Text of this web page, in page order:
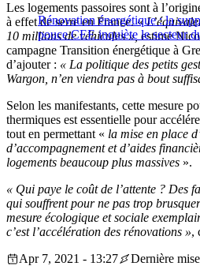
Rénovation énergétique : la
pouce CEE inquiète le secteur
Les logements passoires sont à
à effet de serre en France. «L
10 millions de véhicules », estime
campagne Transition énergétique à
d’ajouter : « La politique des petits
Wargon, n’en viendra pas à bout
Selon les manifestants, cette mesure
thermiques est essentielle pour
tout en permettant « la mise en place
d’accompagnement et d’aides
logements beaucoup plus massives ».
« Qui paye le coût de l’attente ? Des
qui souffrent pour ne pas trop
mesure écologique et sociale
c’est l’accélération des rénovations »,
Apr 7, 2021 - 13:27
Dernière